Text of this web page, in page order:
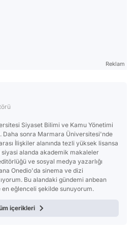
Reklam
Siyaset Bilimi ve Kamu Yönetimi
Daha sonra Marmara Üniversitesi'nde
İlişkiler alanında tezli yüksek lisansa
siyasi alanda akademik makaleler
ve sosyal medya yazarlığı
Onedio'da sinema ve dizi
Bu alandaki gündemi anbean
eğlenceli şekilde sunuyorum.
içerikleri